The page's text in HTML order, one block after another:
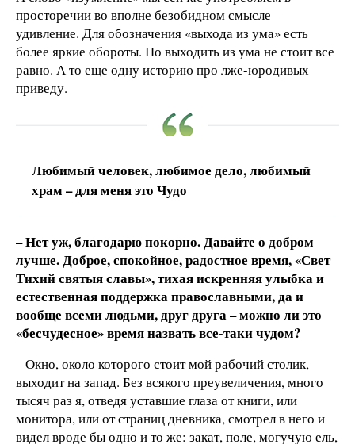
просторечии во вполне безобидном смысле –
удивление. Для обозначения «выхода из ума» есть
более яркие обороты. Но выходить из ума не стоит все
равно. А то еще одну историю про лже-юродивых
приведу.
Любимый человек, любимое дело, любимый
храм – для меня это Чудо
– Нет уж, благодарю покорно. Давайте о добром
лучше. Доброе, спокойное, радостное время, «Свет
Тихий святыя славы», тихая искренняя улыбка и
естественная поддержка православными, да и
вообще всеми людьми, друг друга – можно ли это
«бесчудесное» время назвать все-таки чудом?
– Окно, около которого стоит мой рабочий столик,
выходит на запад. Без всякого преувеличения, много
тысяч раз я, отведя уставшие глаза от книги, или
монитора, или от страниц дневника, смотрел в него и
видел вроде бы одно и то же: закат, поле, могучую ель,